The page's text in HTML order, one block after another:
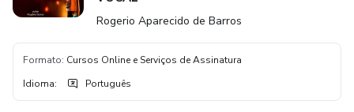
Rogerio Aparecido de Barros
Formato: Cursos Online e Serviços de Assinatura
Idioma: Português